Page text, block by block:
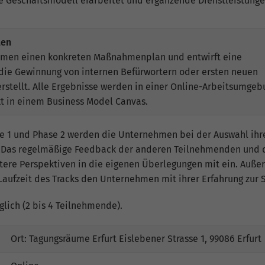
einen konkreten Maßnahmenplan und entwirft eine
Gewinnung von internen Befürwortern oder ersten neuen
Alle Ergebnisse werden in einer Online-
einem Business Model Canvas.
und Phase 2 werden die Unternehmen bei der Auswahl
regelmäßige Feedback der anderen Teilnehmenden und
Perspektiven in die eigenen Überlegungen mit ein.
des Tracks den Unternehmen mit ihrer Erfahrung zur
(2 bis 4 Teilnehmende).
Ort: Tagungsräume Erfurt Eislebener Strasse 1, 99086 Erfurt
Informationen anonym und weisen eine zufällig
_gid
Anbieter Google Analytics
Dieses Cookie wird von Google Analytics installiert.
Das Cookie wird verwendet, um Informationen
darüber zu speichern, wie Besucher eine Website
Analyseberichts darüber, wie es der Website geht.
Seiten in anonymisierter Form.